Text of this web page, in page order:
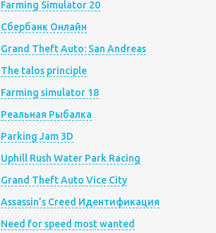
Farming Simulator 20
Сбербанк Онлайн
Grand Theft Auto: San Andreas
The talos principle
Farming simulator 18
Реальная Рыбалка
Parking Jam 3D
Uphill Rush Water Park Racing
Grand Theft Auto Vice City
Assassin’s Creed Идентификация
Need for speed most wanted